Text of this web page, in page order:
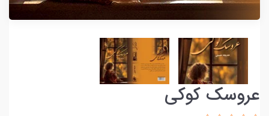
عروسک کوکی